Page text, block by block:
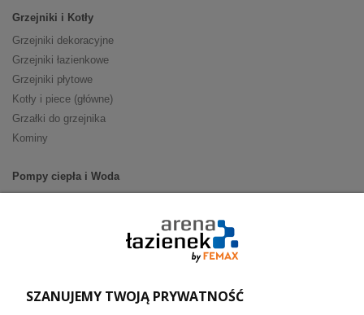
Grzejniki i Kotły
Grzejniki dekoracyjne
Grzejniki łazienkowe
Grzejniki płytowe
Kotły i piece (główne)
Grzałki do grzejnika
Kominy
Pompy ciepła i Woda
Ogrzewanie podłogowe (główne)
SZANUJEMY TWOJĄ PRYWATNOŚĆ